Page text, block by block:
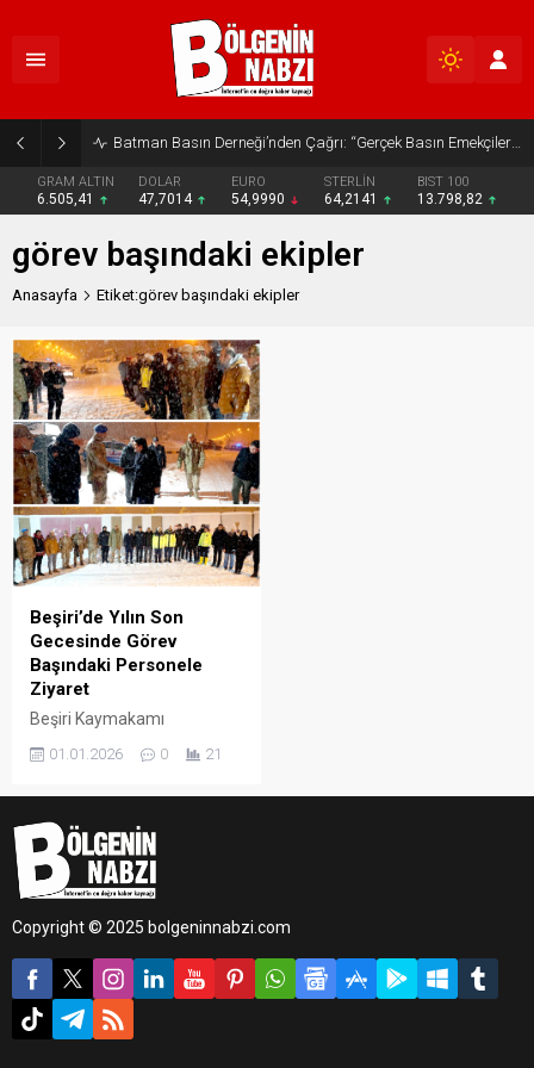
Batman Basın Derneği’nden Çağrı: “Gerçek Basın Emekçileri Desteklenmeli”
GRAM ALTIN
6.505,41
DOLAR
47,7014
EURO
54,9990
STERLİN
64,2141
BIST 100
13.798,82
görev başındaki ekipler
Anasayfa Etiket:görev başındaki ekipler
Beşiri’de Yılın Son
Gecesinde Görev
Başındaki Personele
Ziyaret
Beşiri Kaymakamı
son gecesinde görevleri
ve İlçe Özel İdare
personelini ziyaret ederek
yeni yıl öncesinde moral
01.01.2026 0 21
Copyright © 2025 bolgeninnabzi.com